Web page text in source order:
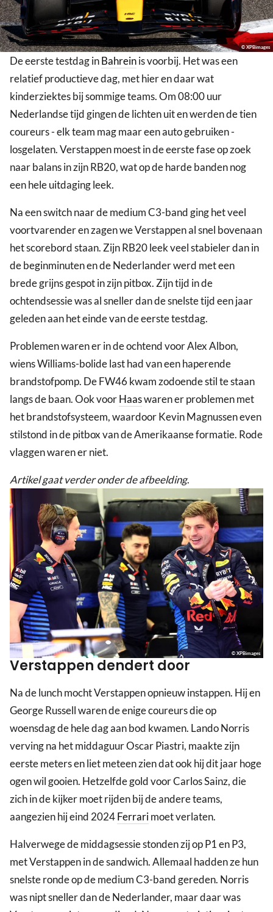
© XPBimages
De eerste testdag inBahreinis voorbij. Het was een
relatief productieve dag, met hier en daar wat
kinderziektes bij sommige teams. Om 08:00 uur
Nederlandse tijd gingen de lichten uit en werden de tien
coureurs - elk team mag maar een auto gebruiken -
losgelaten. Verstappen moest in de eerste fase op zoek
naar balans in zijn RB20, wat op de harde banden nog
een hele uitdaging leek.
Na een switch naar de medium C3-band ging het veel
voortvarender en zagen we Verstappen al snel bovenaan
het scorebord staan. Zijn RB20 leek veel stabieler dan in
de beginminuten en de Nederlander werd met een
brede grijns gespot in zijn pitbox. Zijn tijd in de
ochtendsessie was al sneller dan de snelste tijd een jaar
geleden aan het einde van de eerste testdag.
Problemen waren er in de ochtend voor Alex Albon,
wiens Williams-bolide last had van een haperende
brandstofpomp. De FW46 kwam zodoende stil te staan
langs de baan. Ook voorHaaswaren er problemen met
het brandstofsysteem, waardoor Kevin Magnussen even
stilstond in de pitbox van de Amerikaanse formatie. Rode
vlaggen waren er niet.
Artikel gaat verder onder de afbeelding.
© XPBimages
Verstappen dendert door
Na de lunch mocht Verstappen opnieuw instappen. Hij en
George Russell waren de enige coureurs die op
woensdag de hele dag aan bod kwamen. Lando Norris
verving na het middaguur Oscar Piastri, maakte zijn
eerste meters en liet meteen zien dat ook hij dit jaar hoge
ogen wil gooien. Hetzelfde gold voor Carlos Sainz, die
zich in de kijker moet rijden bij de andere teams,
aangezien hij eind 2024Ferrarimoet verlaten.
Halverwege de middagsessie stonden zij op P1 en P3,
met Verstappen in de sandwich. Allemaal hadden ze hun
snelste ronde op de medium C3-band gereden. Norris
was nipt sneller dan de Nederlander, maar daar was